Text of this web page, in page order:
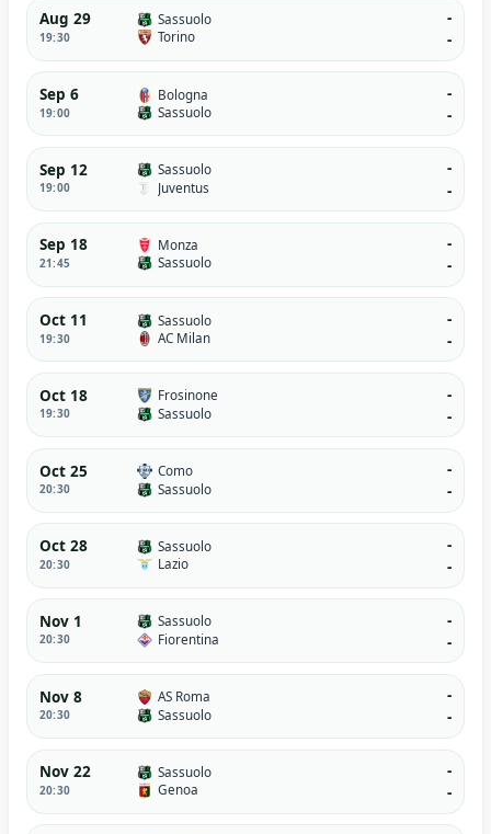
Aug 29
19:30
Sassuolo
Torino
-
-
Sep 6
19:00
Bologna
Sassuolo
-
-
Sep 12
19:00
Sassuolo
Juventus
-
-
Sep 18
21:45
Monza
Sassuolo
-
-
Oct 11
19:30
Sassuolo
AC Milan
-
-
Oct 18
19:30
Frosinone
Sassuolo
-
-
Oct 25
20:30
Como
Sassuolo
-
-
Oct 28
20:30
Sassuolo
Lazio
-
-
Nov 1
20:30
Sassuolo
Fiorentina
-
-
Nov 8
20:30
AS Roma
Sassuolo
-
-
Nov 22
20:30
Sassuolo
Genoa
-
-